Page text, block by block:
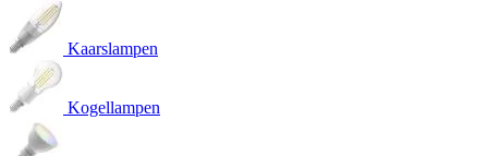
Kaarslampen
Kogellampen